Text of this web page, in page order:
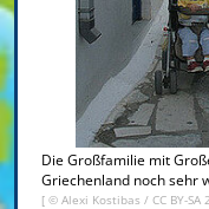
Die Großfamilie mit
Griechenland noch sehr
[ © Alexi Kostibas / CC BY-SA